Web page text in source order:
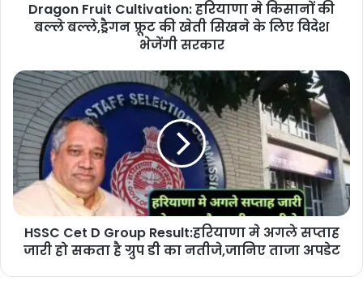
Dragon Fruit Cultivation: हरियाणा मे किसानों की
बल्ले बल्ले,ड्रैगन फ्रूट की खेती सिखने के लिए विदेश
भेजेंगी सरकार
HSSC Cet D Group Result:हरियाणा मे अगले सप्ताह
जारी हो सकता है ग्रुप डी का नतीजे,जानिए ताजा अपडेट